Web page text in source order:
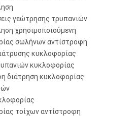
γεώτρησης τρυπανιών
χρησιμοποιούμενη
σωλήνων αντίστροφη
κυκλοφορίας
κυκλοφορίας
διάτρηση κυκλοφορίας
τοίχων αντίστροφη